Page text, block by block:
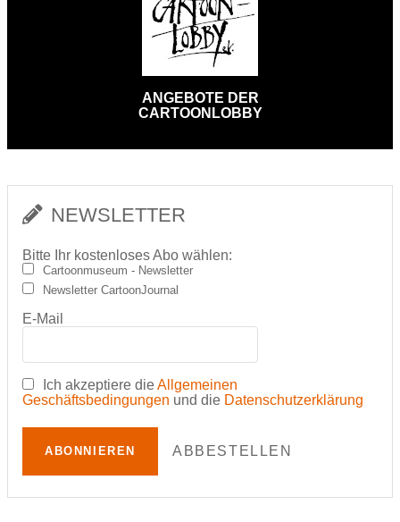
ANGEBOTE DER
CARTOONLOBBY
NEWSLETTER
Bitte Ihr kostenloses Abo wählen:
Cartoonmuseum - Newsletter
Newsletter CartoonJournal
E-Mail
Ich akzeptiere dieAllgemeinen
Geschäftsbedingungen und die Datenschutzerklärung
ABONNIEREN ABBESTELLEN